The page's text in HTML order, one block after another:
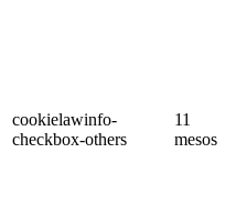
cookielawinfo-
checkbox-others
11
mesos